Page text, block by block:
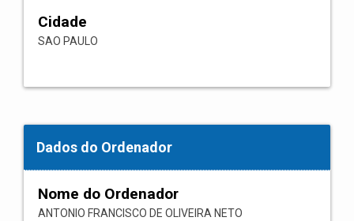
Cidade
SAO PAULO
Dados do Ordenador
Nome do Ordenador
ANTONIO FRANCISCO DE OLIVEIRA NETO